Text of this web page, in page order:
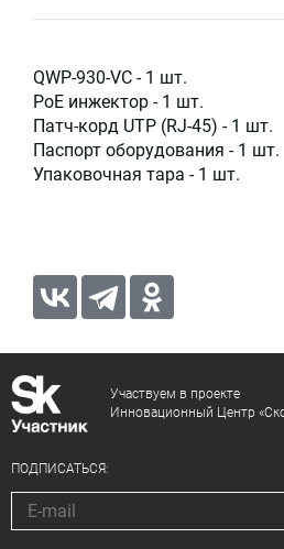
QWP-930-VC - 1 шт.
PoE инжектор - 1 шт.
Патч-корд UTP (RJ-45) - 1 шт.
Паспорт оборудования - 1 шт.
Упаковочная тара - 1 шт.
Участвуем в проекте
Инновационный Центр
ПОДПИСАТЬСЯ: